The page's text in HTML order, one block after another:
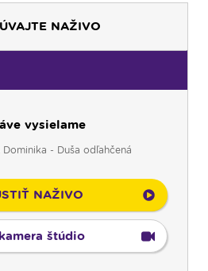
NAŽIVO
vysielame
Dominika - Duša odľahčená
NAŽIVO
štúdio